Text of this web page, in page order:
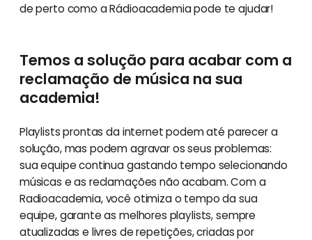
de perto como a Rádioacademia pode te ajudar!
Temos a solução para acabar com a
reclamação de música na sua
academia!
Playlists prontas da internet podem até parecer a
solução, mas podem agravar os seus problemas:
sua equipe continua gastando tempo selecionando
músicas e as reclamações não acabam. Com a
Radioacademia, você otimiza o tempo da sua
equipe, garante as melhores playlists, sempre
atualizadas e livres de repetições, criadas por